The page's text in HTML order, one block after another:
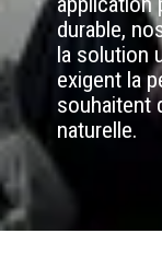
durable,
la solution
exigent la
souhaitent
naturelle.